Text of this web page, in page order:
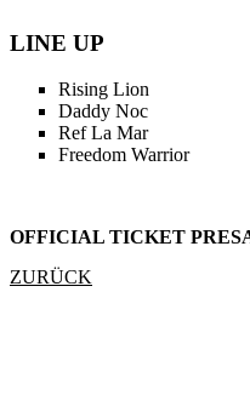
LINE UP
Rising Lion
Daddy Noc
Ref La Mar
Freedom Warrior
OFFICIAL TICKET
ZURÜCK